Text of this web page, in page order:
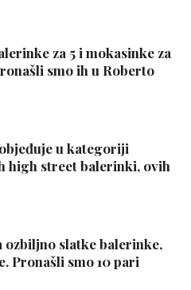
za 5 i mokasinke za
smo ih u Roberto
u kategoriji
high street balerinki, ovih
ozbiljno slatke balerinke,
Pronašli smo 10 pari